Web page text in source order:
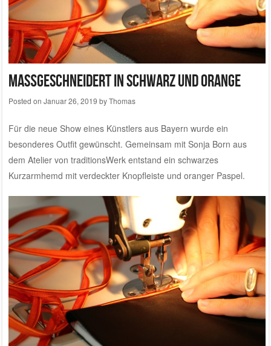
Maßgeschneidert in Schwarz und Orange
Posted on Januar 26, 2019 byThomas
Für die neue Show eines Künstlers aus Bayern wurde ein
besonderes Outfit gewünscht. Gemeinsam mit Sonja Born aus
dem Atelier von traditionsWerk entstand ein schwarzes
Kurzarmhemd mit verdeckter Knopfleiste und oranger Paspel.